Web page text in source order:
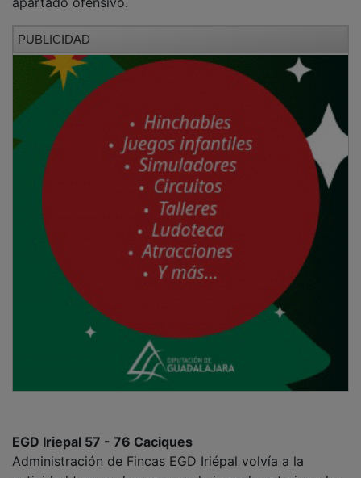
Administración de Fincas EGD Iriépal volvía a la
actividad tras su descanso en la jornada anterior y lo